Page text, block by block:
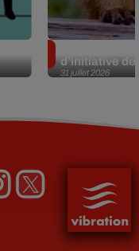
31 juillet 2026
d’initiative